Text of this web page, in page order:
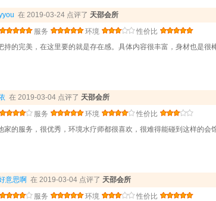
在 2019-03-24 点评了 天邵会所
服务 环境
性价比
持的完美，在这里要的就是存在感。具体内容很丰富，身材也是很棒
在 2019-03-04 点评了 天邵会所
服务 环境
性价比
家的服务，很优秀，环境水疗师都很喜欢，很难得能碰到这样的会
意思啊 在 2019-03-04 点评了 天邵会所
服务 环境 性价比